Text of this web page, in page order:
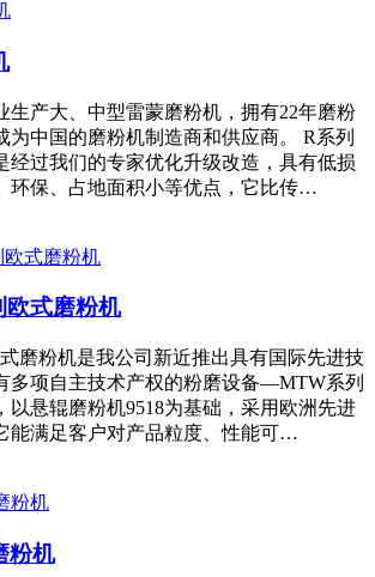
生产大、中型雷蒙磨粉机，拥有22年磨粉
为中国的磨粉机制造商和供应商。 R系列
经过我们的专家优化升级改造，具有低损
环保、占地面积小等优点，它比传…
式磨粉机
磨粉机是我公司新近推出具有国际先进技
多项自主技术产权的粉磨设备—MTW系列
以悬辊磨粉机9518为基础，采用欧洲先进
能满足客户对产品粒度、性能可…
粉机